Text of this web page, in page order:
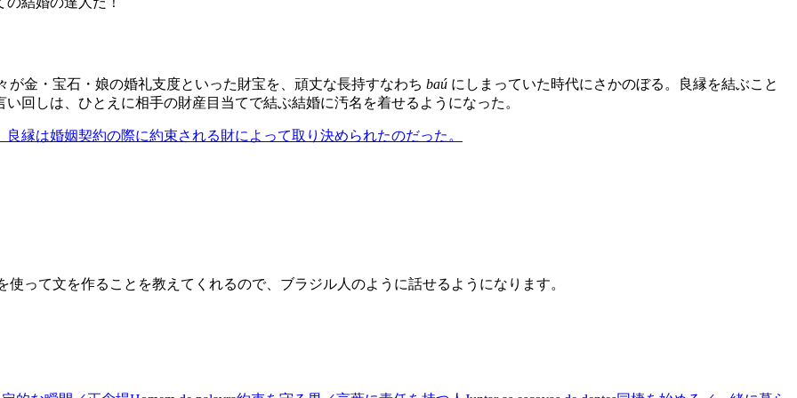
金・宝石・娘の婚礼支度といった財宝を、頑丈な長持すなわち baú にしまっていた時代にさかのぼる。良縁を結ぶこと
回しは、ひとえに相手の財産目当てで結ぶ結婚に汚名を着せるようになった。
縁は婚姻契約の際に約束される財によって取り決められたのだった。
って文を作ることを教えてくれるので、ブラジル人のように話せるようになります。